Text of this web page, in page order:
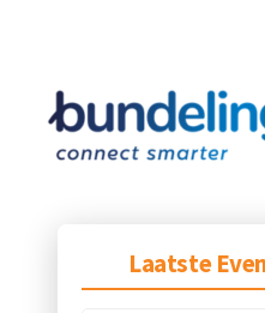
Laatste